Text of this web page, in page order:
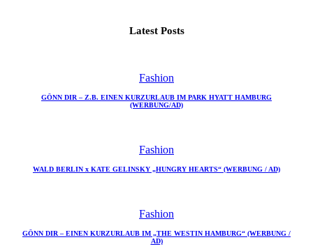
Latest Posts
Fashion
GÖNN DIR – Z.B. EINEN KURZURLAUB IM PARK HYATT HAMBURG
(WERBUNG/AD)
Fashion
WALD BERLIN x KATE GELINSKY „HUNGRY HEARTS“ (WERBUNG / AD)
Fashion
GÖNN DIR – EINEN KURZURLAUB IM „THE WESTIN HAMBURG“ (WERBUNG /
AD)